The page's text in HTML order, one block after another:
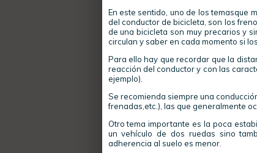
En este sentido, uno de los temasque
del conductor de bicicleta, son los
de una bicicleta son muy precarios y
circulan y saber en cada momento si
Para ello hay que recordar que la
reacción del conductor y con las
ejemplo).
Se recomienda siempre una
frenadas,etc.), las que generalmente
Otro tema importante es la poca
un vehículo de dos ruedas sino
adherencia al suelo es menor.